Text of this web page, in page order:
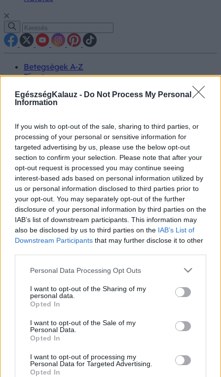
EgészségKalauz - Do Not Process My Personal
Information
If you wish to opt-out of the sale, sharing to third parties, or
processing of your personal or sensitive information for
targeted advertising by us, please use the below opt-out
section to confirm your selection. Please note that after your
opt-out request is processed you may continue seeing
interest-based ads based on personal information utilized by
us or personal information disclosed to third parties prior to
your opt-out. You may separately opt-out of the further
disclosure of your personal information by third parties on the
IAB’s list of downstream participants. This information may
also be disclosed by us to third parties on the IAB’s List of
Downstream Participants that may further disclose it to other
Please note that this website/app uses one or more Google
not limited to your visit or usage behaviour. You may click to
grant or deny consent to Google and its third-party tags to
use your data for below specified purposes in below Google
consent section.
Personal Data Processing Opt Outs
I want to opt-out of the Sharing of my
personal data.
Opted In
I want to opt-out of the Sale of my
Personal Data.
Opted In
I want to opt-out of processing my
Personal Data for Targeted Advertising.
Opted In
Betegségek A-Z
Tünet
Kezelés
Életmódváltás
Prevenció
Hírek
Videók
Kisállatok egészsége
#allergia#influenza#cukorbetegség
#orvosmeteorológia#vérnyomás#stroke#rákbetegség
#pajzsmirigy #reflux#ekcéma #herpesz
Regisztráció
Szív- érrendszeri
betegségek